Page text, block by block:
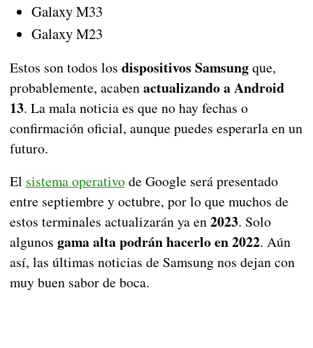
Galaxy M33
Galaxy M23
Estos son todos los dispositivos Samsungque,
probablemente, acabenactualizando a Android
13. La mala noticia es que no hay fechas o
confirmación oficial, aunque puedes esperarla en un
futuro.
El sistema operativode Google será presentado
entre septiembre y octubre, por lo que muchos de
estos terminales actualizarán ya en2023. Solo
algunos gama alta podrán hacerlo en 2022. Aún
así, las últimas noticias de Samsung nos dejan con
muy buen sabor de boca.